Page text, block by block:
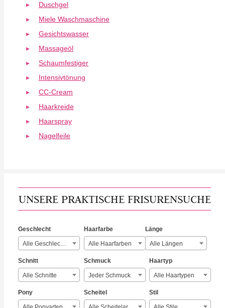
Duschgel
Miele Waschmaschine
Gesichtswasser
Massageöl
Schaumfestiger
Intensivtönung
CC-Cream
Haarkreide
Haarspray
Nagelfeile
UNSERE PRAKTISCHE FRISURENSUCHE
Geschlecht
Alle Geschlechter
Haarfarbe
Alle Haarfarben
Länge
Alle Längen
Schnitt
Alle Schnitte
Schmuck
Jeder Schmuck
Haartyp
Alle Haartypen
Pony Scheitel Stil